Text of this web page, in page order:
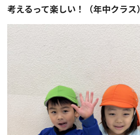
考えるって楽しい！（年中クラス）